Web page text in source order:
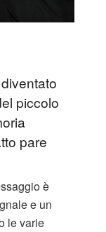
piccolo
pare
è
e un
le varie